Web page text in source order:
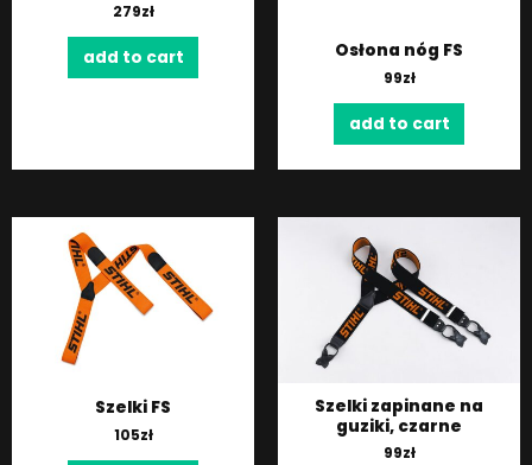
279zł
add to cart Osłona nóg FS
99zł
add to cart
Szelki FS
105zł
Szelki zapinane na
guziki, czarne
99zł